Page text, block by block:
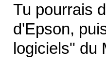
Tu pourrais
d'Epson,
logiciels" du